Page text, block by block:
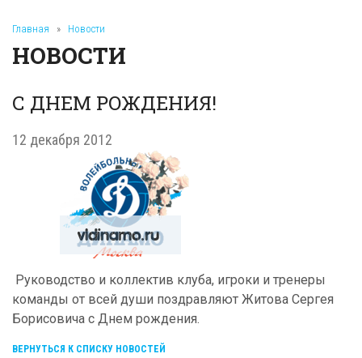
Главная » Новости
НОВОСТИ
С ДНЕМ РОЖДЕНИЯ!
12 декабря 2012
Руководство и коллектив клуба, игроки и тренеры
команды от всей души поздравляют Житова Сергея
Борисовича с Днем рождения.
ВЕРНУТЬСЯ К СПИСКУ НОВОСТЕЙ